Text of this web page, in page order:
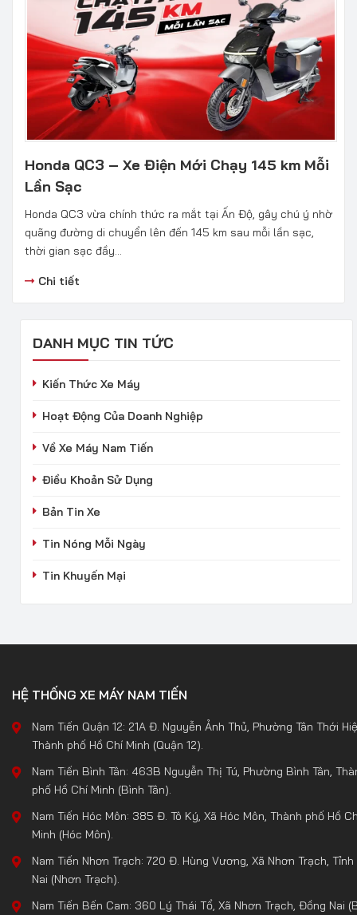
Honda QC3 – Xe Điện Mới Chạy 145 km Mỗi
Lần Sạc
Honda QC3 vừa chính thức ra mắt tại Ấn Độ, gây chú ý nhờ
quãng đường di chuyển lên đến 145 km sau mỗi lần sạc,
thời gian sạc đầy...
Chi tiết
DANH MỤC TIN TỨC
Kiến Thức Xe Máy
Hoạt Động Của Doanh Nghiệp
Về Xe Máy Nam Tiến
Điều Khoản Sử Dụng
Bản Tin Xe
Tin Nóng Mỗi Ngày
Tin Khuyến Mại
HỆ THỐNG XE MÁY NAM TIẾN
Nam Tiến Quận 12: 21A Đ. Nguyễn Ảnh Thủ, Phường Tân Thới
Thành phố Hồ Chí Minh (Quận 12).
Nam Tiến Bình Tân: 463B Nguyễn Thị Tú, Phường Bình Tân,
phố Hồ Chí Minh (Bình Tân).
Nam Tiến Hóc Môn: 385 Đ. Tô Ký, Xã Hóc Môn, Thành phố Hồ
Minh (Hóc Môn).
Nam Tiến Nhơn Trạch: 720 Đ. Hùng Vương, Xã Nhơn Trạch,
Nai (Nhơn Trạch).
Nam Tiến Bến Cam: 360 Lý Thái Tổ, Xã Nhơn Trạch, Đồng Nai